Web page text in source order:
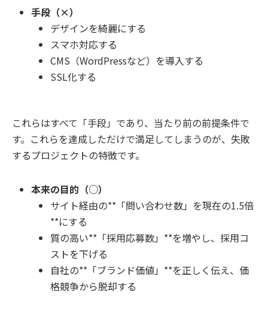
手段（×）
デザインを綺麗にする
スマホ対応する
CMS（WordPressなど）を導入する
SSL化する
これらはすべて「手段」であり、当たり前の前提条件で
す。これらを達成しただけで満足してしまうのが、失敗
するプロジェクトの特徴です。
本来の目的（○）
サイト経由の**「問い合わせ数」を現在の1.5倍
**にする
質の高い**「採用応募数」**を増やし、採用コ
ストを下げる
自社の**「ブランド価値」**を正しく伝え、価
格競争から脱却する